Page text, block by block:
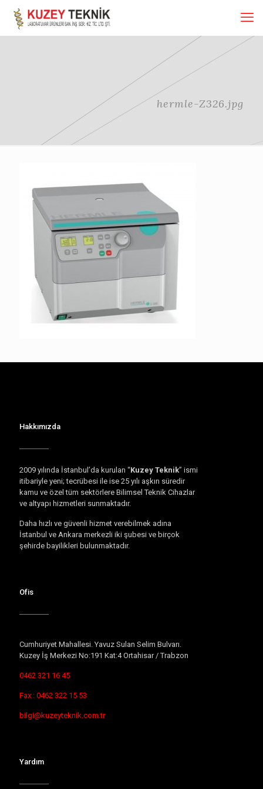
hermle-Z326.jpg
Hakkımızda
2009 yılında İstanbul’da kurulan “Kuzey Teknik” ismi
itibariyle yeni; tecrübesi ile ise 25 yılı aşkın süredir
kamu ve özel tüm sektörlere Bilimsel Teknik Cihazlar
ve altyapı hizmetleri sunmaktadır.
Daha hızlı ve güvenli hizmet verebilmek adına
İstanbul ve Ankara merkezli iki şubesi ve birçok
şehirde bayilikleri bulunmaktadır.
Ofis
Cumhuriyet Mahallesi. Yavuz Sulan Selim Bulvarı.
Kuzey İş Merkezi No:191 Kat:4 Ortahisar / Trabzon
0462 321 16 45
Fax : 0462 322 15 53
bilgi@kuzeyteknik.com.tr
Yardım